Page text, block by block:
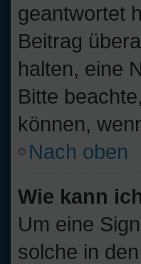
geantwortet
Beitrag
halten, eine
Bitte
können,
Nach oben
Wie kann
Um eine
solche in